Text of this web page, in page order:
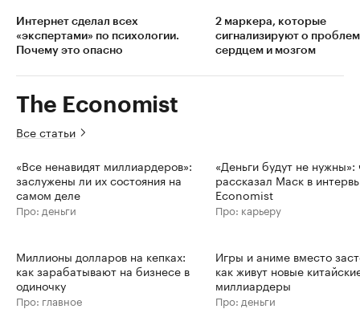
Интернет сделал всех
«экспертами» по психологии.
Почему это опасно
2 маркера, которые
сигнализируют о
сердцем и мозгом
The Economist
Все статьи
«Все ненавидят миллиардеров»:
заслужены ли их состояния на
самом деле
Про: деньги
«Деньги будут не нужны»:
рассказал Маск в
Economist
Про: карьеру
Миллионы долларов на кепках:
как зарабатывают на бизнесе в
одиночку
Про: главное
Игры и аниме вместо
как живут новые
миллиардеры
Про: деньги